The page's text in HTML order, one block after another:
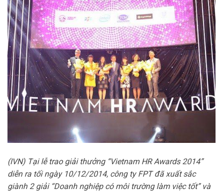
(IVN) Tại lễ trao giải thưởng “Vietnam HR Awards 2014”
diễn ra tối ngày 10/12/2014, công ty FPT đã xuất sắc
giành 2 giải “Doanh nghiệp có môi trường làm việc tốt” và